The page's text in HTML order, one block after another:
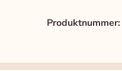
Produktnummer: